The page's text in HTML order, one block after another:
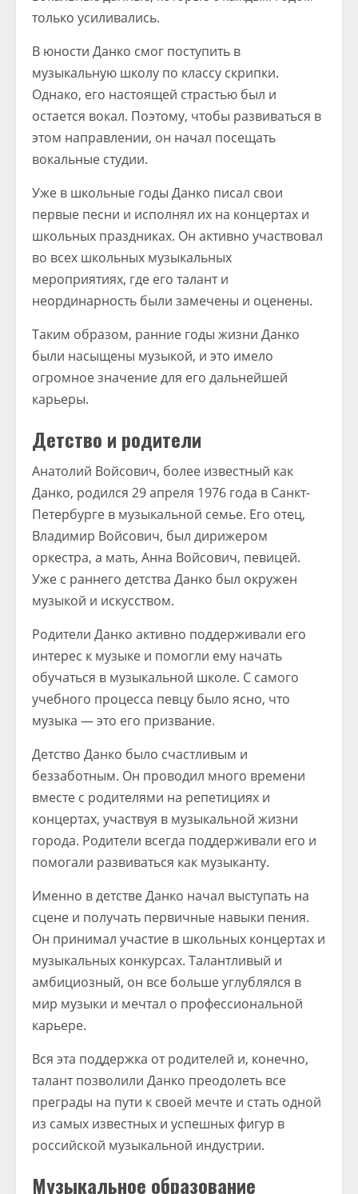
только усиливались.
В юности Данко смог поступить в
музыкальную школу по классу скрипки.
Однако, его настоящей страстью был и
остается вокал. Поэтому, чтобы развиваться в
этом направлении, он начал посещать
вокальные студии.
Уже в школьные годы Данко писал свои
первые песни и исполнял их на концертах и
школьных праздниках. Он активно участвовал
во всех школьных музыкальных
мероприятиях, где его талант и
неординарность были замечены и оценены.
Таким образом, ранние годы жизни Данко
были насыщены музыкой, и это имело
огромное значение для его дальнейшей
карьеры.
Детство и родители
Анатолий Войсович, более известный как
Данко, родился 29 апреля 1976 года в Санкт-
Петербурге в музыкальной семье. Его отец,
Владимир Войсович, был дирижером
оркестра, а мать, Анна Войсович, певицей.
Уже с раннего детства Данко был окружен
музыкой и искусством.
Родители Данко активно поддерживали его
интерес к музыке и помогли ему начать
обучаться в музыкальной школе. С самого
учебного процесса певцу было ясно, что
музыка — это его призвание.
Детство Данко было счастливым и
беззаботным. Он проводил много времени
вместе с родителями на репетициях и
концертах, участвуя в музыкальной жизни
города. Родители всегда поддерживали его и
помогали развиваться как музыканту.
Именно в детстве Данко начал выступать на
сцене и получать первичные навыки пения.
Он принимал участие в школьных концертах и
музыкальных конкурсах. Талантливый и
амбициозный, он все больше углублялся в
мир музыки и мечтал о профессиональной
карьере.
Вся эта поддержка от родителей и, конечно,
талант позволили Данко преодолеть все
преграды на пути к своей мечте и стать одной
из самых известных и успешных фигур в
российской музыкальной индустрии.
Музыкальное образование